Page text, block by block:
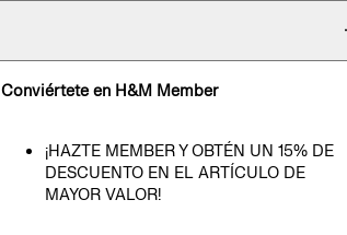
Conviértete en H&M Member
¡HAZTE MEMBER Y OBTÉN UN 15% DE
DESCUENTO EN EL ARTÍCULO DE
MAYOR VALOR!